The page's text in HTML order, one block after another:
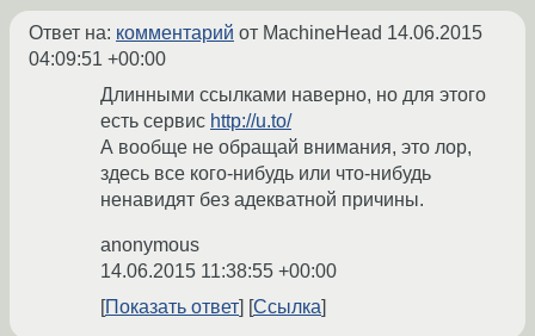
Ответ на: комментарий от MachineHead 14.06.2015
04:09:51 +00:00
Длинными ссылками наверно, но для этого
есть сервис http://u.to/
А вообще не обращай внимания, это лор,
здесь все кого-нибудь или что-нибудь
ненавидят без адекватной причины.
anonymous
14.06.2015 11:38:55 +00:00
Показать ответ
Ссылка